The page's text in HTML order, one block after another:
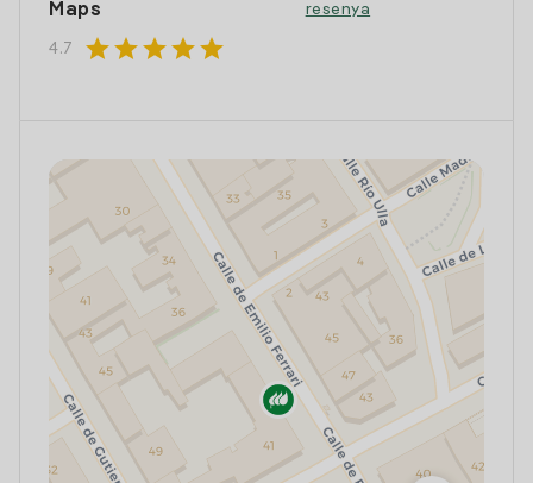
Maps
4.7 starstarstarstarstar
resenya